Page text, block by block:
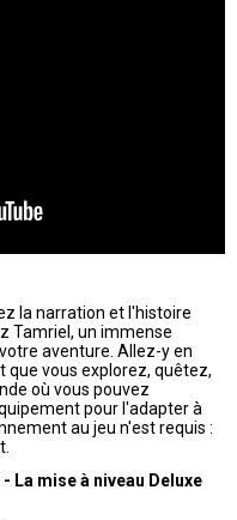
la narration et l'histoire
Tamriel, un immense
aventure. Allez-y en
que vous explorez, quêtez,
où vous pouvez
pour l'adapter à
au jeu n'est requis :
La mise à niveau Deluxe